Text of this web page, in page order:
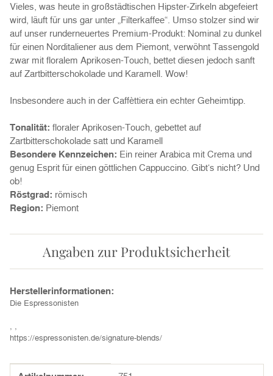
Vieles, was heute in großstädtischen Hipster-Zirkeln abgefeiert
wird, läuft für uns gar unter „Filterkaffee“. Umso stolzer sind wir
auf unser runderneuertes Premium-Produkt: Nominal zu dunkel
für einen Norditaliener aus dem Piemont, verwöhnt Tassengold
zwar mit floralem Aprikosen-Touch, bettet diesen jedoch sanft
auf Zartbitterschokolade und Karamell. Wow!
Insbesondere auch in der Caffèttiera ein echter Geheimtipp.
Tonalität: floraler Aprikosen-Touch, gebettet auf
Zartbitterschokolade satt und Karamell
Besondere Kennzeichen: Ein reiner Arabica mit Crema und
genug Esprit für einen göttlichen Cappuccino. Gibt‘s nicht? Und
ob!
Röstgrad: römisch
Region: Piemont
Angaben zur Produktsicherheit
Herstellerinformationen:
Die Espressonisten
, ,
https://espressonisten.de/signature-blends/